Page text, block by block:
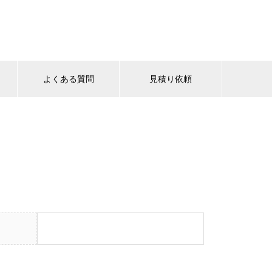
よくある質問 見積り依頼